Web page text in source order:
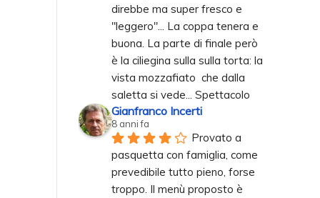
direbbe ma super fresco e
"leggero"... La coppa tenera e
buona. La parte di finale però
è la ciliegina sulla sulla torta: la
vista mozzafiato  che dalla
saletta si vede... Spettacolo
Gianfranco Incerti
8 anni fa
Provato a
pasquetta con famiglia, come
prevedibile tutto pieno, forse
troppo. Il menù proposto è